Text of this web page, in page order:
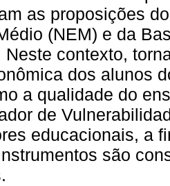
as proposições
(NEM) e da
Neste contexto,
dos alunos
a qualidade do
de
educacionais, a
são